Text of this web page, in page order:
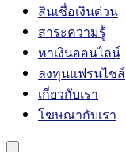
สินเชื่อเงินด่วน
สาระความรู้
หาเงินออนไลน์
ลงทุนแฟรนไชส์
เกี่ยวกับเรา
โฆษณากับเรา